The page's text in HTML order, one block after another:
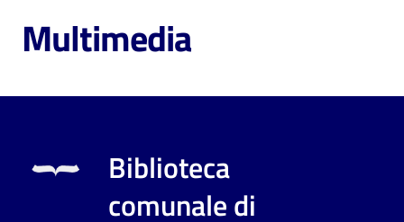
Cosa
fare
Scopri
Multimedia
Biblioteca
comunale di